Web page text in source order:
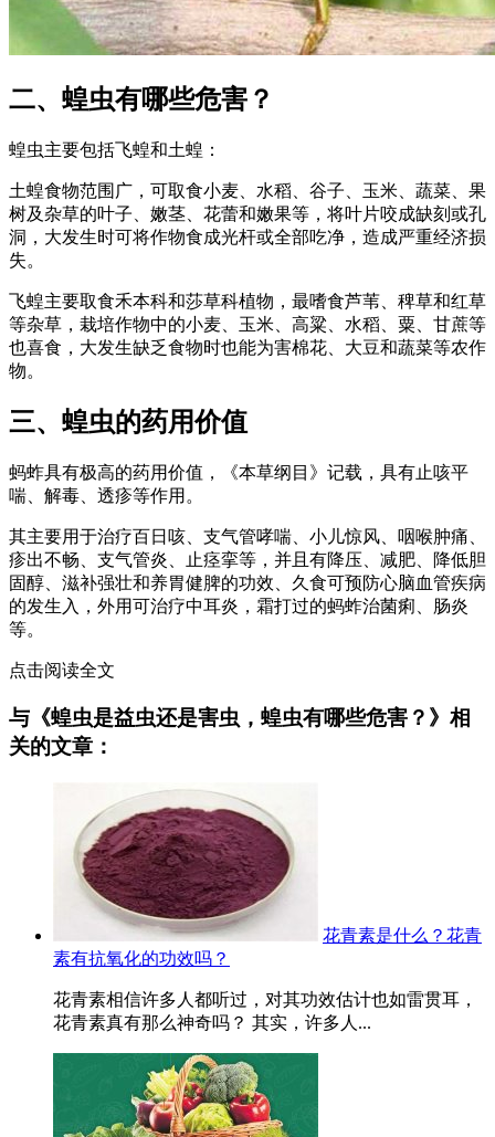
二、蝗虫有哪些危害？
蝗虫主要包括飞蝗和土蝗：
土蝗食物范围广，可取食小麦、水稻、谷子、玉米、蔬菜、果
树及杂草的叶子、嫩茎、花蕾和嫩果等，将叶片咬成缺刻或孔
洞，大发生时可将作物食成光杆或全部吃净，造成严重经济损
失。
飞蝗主要取食禾本科和莎草科植物，最嗜食芦苇、稗草和红草
等杂草，栽培作物中的小麦、玉米、高粱、水稻、粟、甘蔗等
也喜食，大发生缺乏食物时也能为害棉花、大豆和蔬菜等农作
物。
三、蝗虫的药用价值
蚂蚱具有极高的药用价值，《本草纲目》记载，具有止咳平
喘、解毒、透疹等作用。
其主要用于治疗百日咳、支气管哮喘、小儿惊风、咽喉肿痛、
疹出不畅、支气管炎、止痉挛等，并且有降压、减肥、降低胆
固醇、滋补强壮和养胃健脾的功效、久食可预防心脑血管疾病
的发生入，外用可治疗中耳炎，霜打过的蚂蚱治菌痢、肠炎
等。
点击阅读全文
与《蝗虫是益虫还是害虫，蝗虫有哪些危害？》相
关的文章：
花青素是什么？花青
素有抗氧化的功效吗？
花青素相信许多人都听过，对其功效估计也如雷贯耳，
花青素真有那么神奇吗？ 其实，许多人...